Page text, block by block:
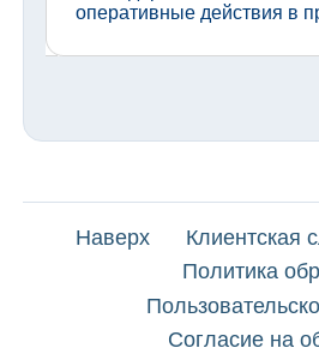
оперативные действия в
Наверх Клиентская
Политика
Согласие на